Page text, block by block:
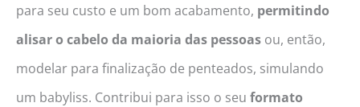
para seu custo e um bom acabamento, permitindo
alisar o cabelo da maioria das pessoas ou, então,
modelar para finalização de penteados, simulando
um babyliss. Contribui para isso o seu formato